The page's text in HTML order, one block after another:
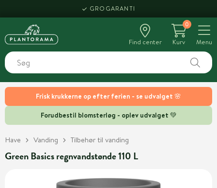
Frisk krukkerne op efter ferien - se udvalget 🌸
Forudbestil blomsterløg - oplev udvalget 💚
GROGARANTI
Find center
0
Kurv
Menu
Have Vanding Tilbehør til vanding
Green Basics regnvandstønde 110 L